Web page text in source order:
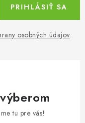
osobných údajov.
PRIHLÁSIŤ SA
tu pre vás!